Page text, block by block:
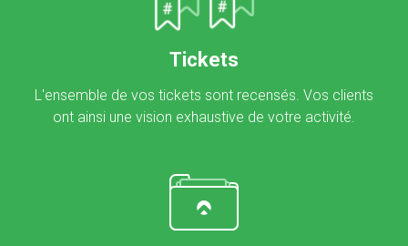
Tickets
L'ensemble de vos tickets sont recensés. Vos clients
ont ainsi une vision exhaustive de votre activité.